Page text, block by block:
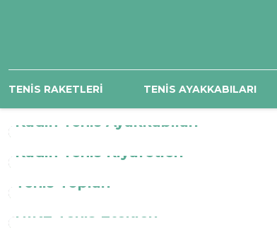
TENİS RAKETLERİ TENİS AYAKKABILARI
Kadın Tenis Ayakkabıları
Kadın Tenis Kıyafetleri
Tenis Topları
NIKE Tenis Etekleri